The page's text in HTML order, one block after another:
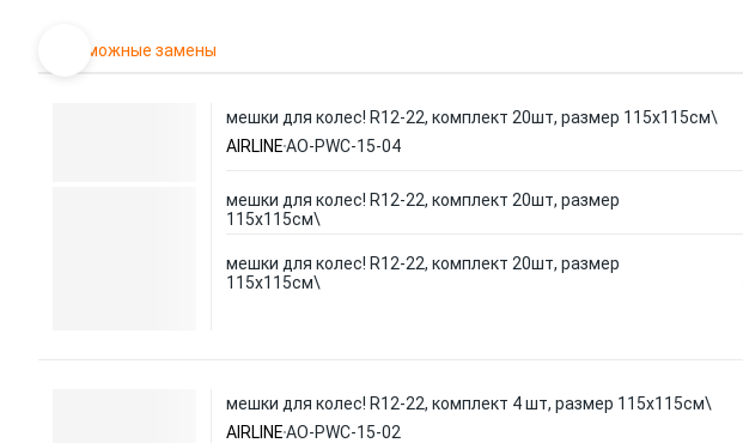
Возможные замены
мешки для колес! R12-22, комплект 20шт, размер 115х115см\
AIRLINEAO-PWC-15-04
мешки для колес! R12-22, комплект 20шт, размер
115х115см\
мешки для колес! R12-22, комплект 20шт, размер
115х115см\
мешки для колес! R12-22, комплект 4 шт, размер 115х115см\
AIRLINEAO-PWC-15-02